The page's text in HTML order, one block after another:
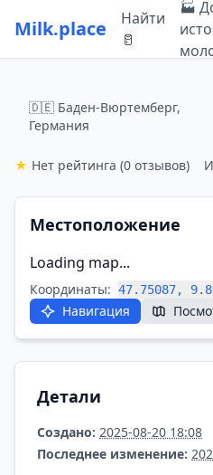
Milk.place
Найти
🥛
🏭
🇩🇪 Баден-Вюртемберг,
Германия
★ Нет рейтинга (0 отзывов)
Местоположение
Loading map...
Координаты: 47.75087,
Навигация
Детали
Создано: 2025-08-20 18:08
Последнее изменение: